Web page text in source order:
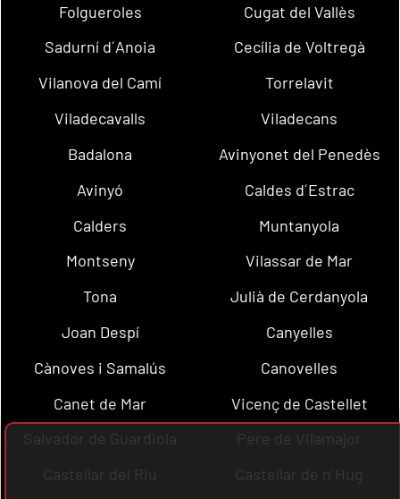
Folgueroles
Cugat del Vallès
Sadurní d´Anoia
Cecília de Voltregà
Vilanova del Camí
Torrelavit
Viladecavalls
Viladecans
Badalona
Avinyonet del Penedès
Avinyó
Caldes d´Estrac
Calders
Muntanyola
Montseny
Vilassar de Mar
Tona
Julià de Cerdanyola
Joan Despí
Canyelles
Cànoves i Samalús
Canovelles
Canet de Mar
Vicenç de Castellet
Salvador de Guardiola
Pere de Vilamajor
Castellar del Riu
Castellar de n´Hug